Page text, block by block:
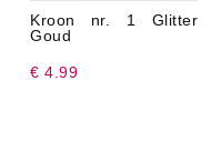
Kroon nr. 1 Glitter
Goud
€ 4.99